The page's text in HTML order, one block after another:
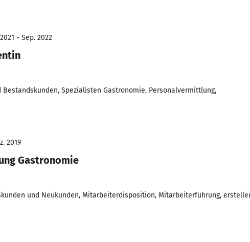
- Sep. 2022
Spezialisten Gastronomie, Personalvermittlung,
2019
Gastronomie
und Neukunden, Mitarbeiterdisposition, Mitarbeiterführung,